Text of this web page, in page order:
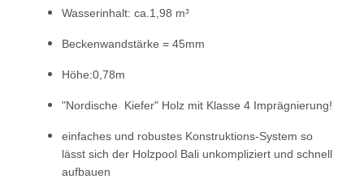
Wasserinhalt: ca.1,98 m³
Beckenwandstärke = 45mm
Höhe:0,78m
"Nordische Kiefer" Holz mit Klasse 4 Imprägnierung!
einfaches und robustes Konstruktions-System so
lässt sich der Holzpool Bali unkompliziert und schnell
aufbauen